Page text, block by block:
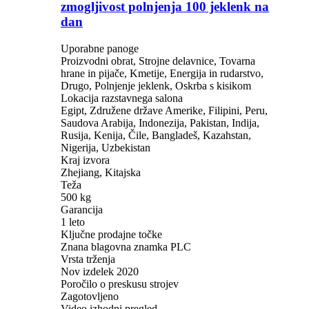
zmogljivost polnjenja 100 jeklenk na
dan
Uporabne panoge
Proizvodni obrat, Strojne delavnice, Tovarna
hrane in pijače, Kmetije, Energija in rudarstvo,
Drugo, Polnjenje jeklenk, Oskrba s kisikom
Lokacija razstavnega salona
Egipt, Združene države Amerike, Filipini, Peru,
Saudova Arabija, Indonezija, Pakistan, Indija,
Rusija, Kenija, Čile, Bangladeš, Kazahstan,
Nigerija, Uzbekistan
Kraj izvora
Zhejiang, Kitajska
Teža
500 kg
Garancija
1 leto
Ključne prodajne točke
Znana blagovna znamka PLC
Vrsta trženja
Nov izdelek 2020
Poročilo o preskusu strojev
Zagotovljeno